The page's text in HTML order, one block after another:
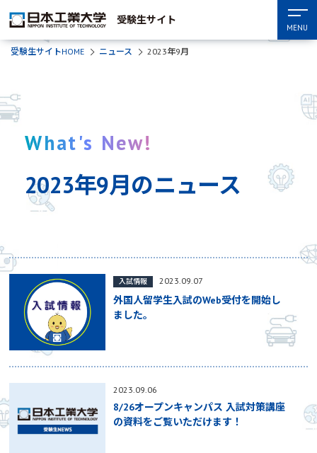
受験生サイト
MENU
受験生サイトHOME ニュース 2023年9月
What's New!
2023年9月のニュース
外国人留学生入試のWeb受付を開始し
ました。
入試情報 2023.09.07
8/26オープンキャンパス 入試対策講座
の資料をご覧いただけます！
2023.09.06